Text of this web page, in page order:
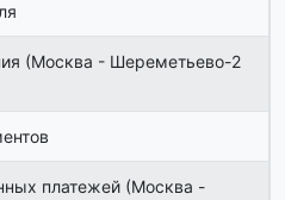
(Москва - Шереметьево-2
платежей (Москва -